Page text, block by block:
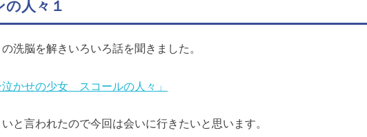
人々１
洗脳を解きいろいろ話を聞きました。
かせの少女 スコールの人々」
と言われたので今回は会いに行きたいと思います。